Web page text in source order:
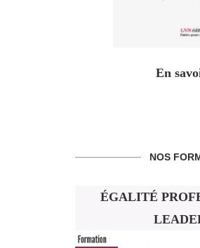
En
NOS
ÉGALITÉ